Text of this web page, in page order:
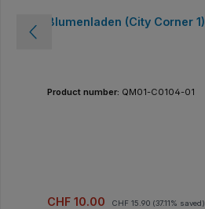
Blumenladen (City Corner 1)
Product number: QM01-C0104-01
Sale price:
CHF 10.00 CHF 15.90 (37.11% saved)